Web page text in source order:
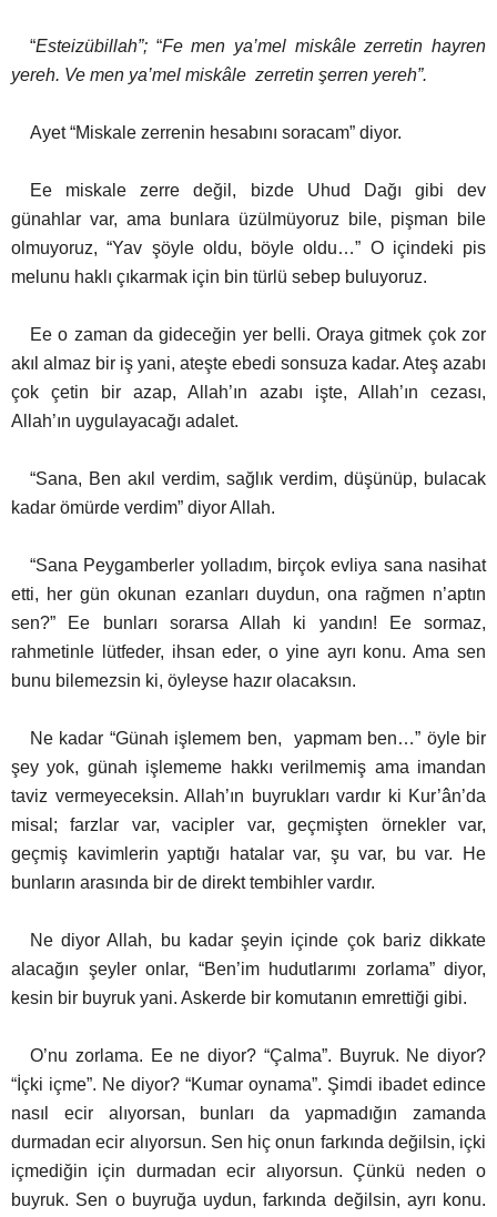
“Esteizübillah”; “Fe men ya’mel miskâle zerretin hayren
yereh. Ve men ya’mel miskâle zerretin şerren yereh”.
Ayet “Miskale zerrenin hesabını soracam” diyor.
Ee miskale zerre değil, bizde Uhud Dağı gibi dev
günahlar var, ama bunlara üzülmüyoruz bile, pişman bile
olmuyoruz, “Yav şöyle oldu, böyle oldu…” O içindeki pis
melunu haklı çıkarmak için bin türlü sebep buluyoruz.
Ee o zaman da gideceğin yer belli. Oraya gitmek çok zor
akıl almaz bir iş yani, ateşte ebedi sonsuza kadar. Ateş azabı
çok çetin bir azap, Allah’ın azabı işte, Allah’ın cezası,
Allah’ın uygulayacağı adalet.
“Sana, Ben akıl verdim, sağlık verdim, düşünüp, bulacak
kadar ömürde verdim” diyor Allah.
“Sana Peygamberler yolladım, birçok evliya sana nasihat
etti, her gün okunan ezanları duydun, ona rağmen n’aptın
sen?” Ee bunları sorarsa Allah ki yandın! Ee sormaz,
rahmetinle lütfeder, ihsan eder, o yine ayrı konu. Ama sen
bunu bilemezsin ki, öyleyse hazır olacaksın.
Ne kadar “Günah işlemem ben, yapmam ben…” öyle bir
şey yok, günah işlememe hakkı verilmemiş ama imandan
taviz vermeyeceksin. Allah’ın buyrukları vardır ki Kur’ân’da
misal; farzlar var, vacipler var, geçmişten örnekler var,
geçmiş kavimlerin yaptığı hatalar var, şu var, bu var. He
bunların arasında bir de direkt tembihler vardır.
Ne diyor Allah, bu kadar şeyin içinde çok bariz dikkate
alacağın şeyler onlar, “Ben’im hudutlarımı zorlama” diyor,
kesin bir buyruk yani. Askerde bir komutanın emrettiği gibi.
O’nu zorlama. Ee ne diyor? “Çalma”. Buyruk. Ne diyor?
“İçki içme”. Ne diyor? “Kumar oynama”. Şimdi ibadet edince
nasıl ecir alıyorsan, bunları da yapmadığın zamanda
durmadan ecir alıyorsun. Sen hiç onun farkında değilsin, içki
içmediğin için durmadan ecir alıyorsun. Çünkü neden o
buyruk. Sen o buyruğa uydun, farkında değilsin, ayrı konu.